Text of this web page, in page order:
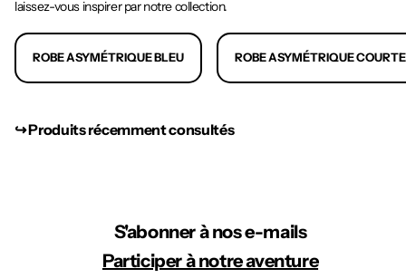
laissez-vous inspirer par notre collection.
ROBE ASYMÉTRIQUE BLEU ROBE ASYMÉTRIQUE COURTE
↪︎ Produits récemment consultés
S'abonner à nos e-mails
Participer à notre aventure